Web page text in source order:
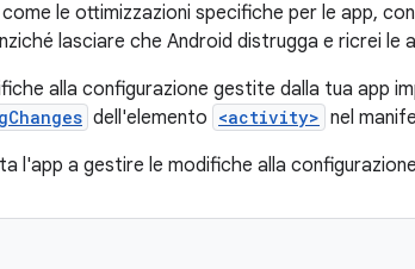
le ottimizzazioni specifiche per le app,
lasciare che Android distrugga e ricrei le
alla configurazione gestite dalla tua app
dell'elemento <activity> nel
l'app a gestire le modifiche alla